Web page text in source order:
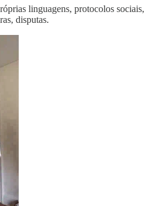
linguagens, protocolos sociais,
disputas.